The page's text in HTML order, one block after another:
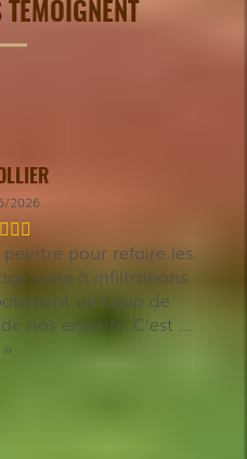
2026
pour refaire les
suite à infiltrations
un coup de
nos enfants. C'est ...